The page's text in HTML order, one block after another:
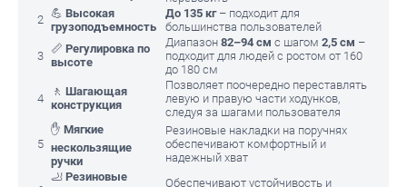
2 💪 Высокая
грузоподъемность
До 135 кг– подходит для
большинства пользователей
3
📏 Регулировка по
высоте
Диапазон 82–94 см с шагом 2,5 см –
подходит для людей с ростом от 160
до 180 см
4
🚶 Шагающая
конструкция
Позволяет поочередно переставлять
левую и правую части ходунков,
следуя за шагами пользователя
5
✋ Мягкие
нескользящие
ручки
Резиновые накладки на поручнях
обеспечивают комфортный и
надежный хват
🦶 Резиновые
Обеспечивают устойчивость и